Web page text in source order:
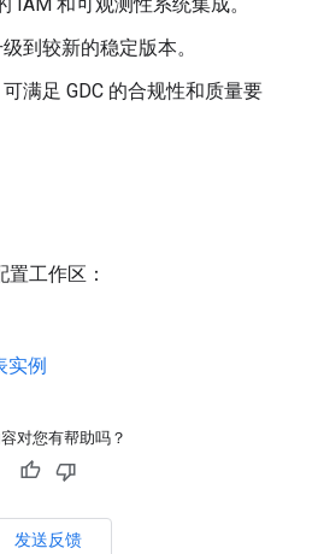
到较新的稳定版本。
满足 GDC 的合规性和质量要
工作区：
实例
对您有帮助吗？
发送反馈